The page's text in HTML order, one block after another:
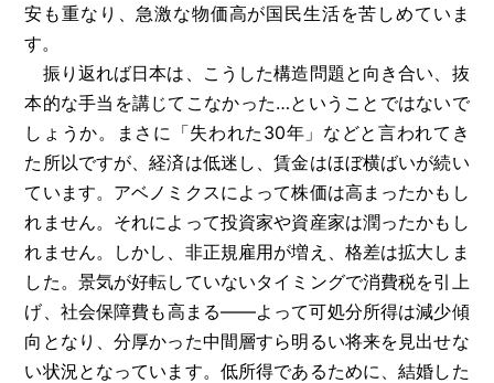
安も重なり、急激な物価高が国民生活を苦しめていま
す。
振り返れば日本は、こうした構造問題と向き合い、抜
本的な手当を講じてこなかった…ということではないで
しょうか。まさに「失われた30年」などと言われてき
た所以ですが、経済は低迷し、賃金はほぼ横ばいが続い
ています。アベノミクスによって株価は高まったかもし
れません。それによって投資家や資産家は潤ったかもし
れません。しかし、非正規雇用が増え、格差は拡大しま
した。景気が好転していないタイミングで消費税を引上
げ、社会保障費も高まる――よって可処分所得は減少傾
向となり、分厚かった中間層すら明るい将来を見出せな
い状況となっています。低所得であるために、結婚した